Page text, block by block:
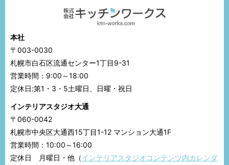
本社
〒003-0030
札幌市白石区流通センター1丁目9-31
営業時間：9:00～18:00
定休日:第1・3・5土曜日、日曜・祝日
インテリアスタジオ大通
〒060-0042
札幌市中央区大通西15丁目1-12 マンション大通1F
営業時間：10:00～16:00
定休日 月曜日・他（インテリアスタジオコンテンツ内カレンダ